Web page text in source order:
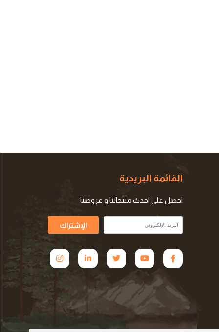
القائمة البريدية
احصل على احدث منتجاتنا و عروضنا
الإشتراك